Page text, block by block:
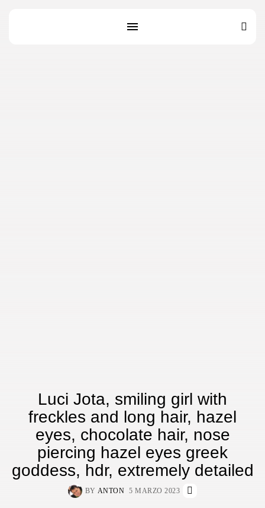
Luci Jota, smiling girl with
freckles and long hair, hazel
eyes, chocolate hair, nose
piercing hazel eyes greek
goddess, hdr, extremely detailed
BY ANTON 5 MARZO 2023